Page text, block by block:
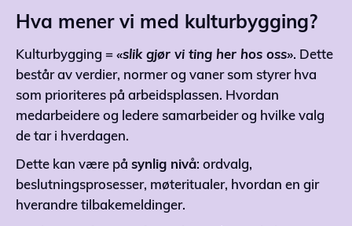
Hva mener vi med kulturbygging?
Kulturbygging = «slik gjør vi ting her hos oss». Dette
består av verdier, normer og vaner som styrer hva
som prioriteres på arbeidsplassen. Hvordan
medarbeidere og ledere samarbeider og hvilke valg
de tar i hverdagen.
Dette kan være på synlig nivå: ordvalg,
beslutningsprosesser, møteritualer, hvordan en gir
hverandre tilbakemeldinger.